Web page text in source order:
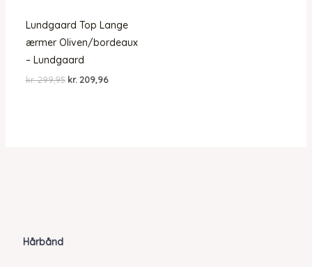
Hårbånd
Lundgaard Top Lange
ærmer Oliven/bordeaux
– Lundgaard
kr.299,95 Den
kr. 209,96Den